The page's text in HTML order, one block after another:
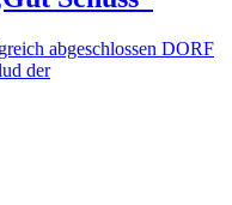
abgeschlossen DORF
der